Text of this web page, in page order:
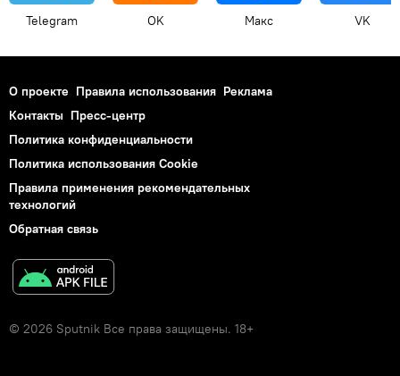
Telegram OK Макс VK
О проекте Правила использования Реклама
Контакты Пресс-центр
Политика конфиденциальности
Политика использования Cookie
Правила применения рекомендательных
технологий
Обратная связь
© 2026 Sputnik Все права защищены. 18+